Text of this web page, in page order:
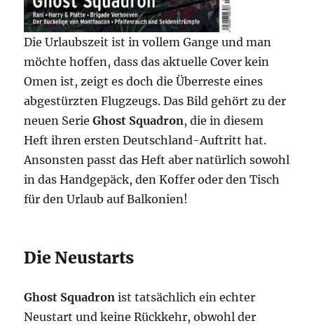
Die Urlaubszeit ist in vollem Gange und man
möchte hoffen, dass das aktuelle Cover kein
Omen ist, zeigt es doch die Überreste eines
abgestürzten Flugzeugs. Das Bild gehört zu der
neuen SerieGhost Squadron, die in diesem
Heft ihren ersten Deutschland-Auftritt hat.
Ansonsten passt das Heft aber natürlich sowohl
in das Handgepäck, den Koffer oder den Tisch
für den Urlaub auf Balkonien!
Die Neustarts
Ghost Squadron ist tatsächlich ein echter
Neustart und keine Rückkehr, obwohl der